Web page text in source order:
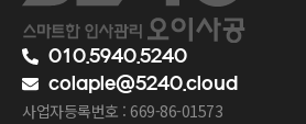
010.5940.5240
colaple@5240.cloud
사업자등록번호 : 669-86-01573